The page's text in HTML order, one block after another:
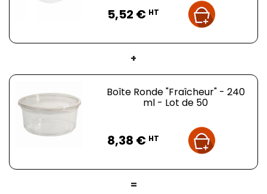
5,52 € HT
+
Boîte Ronde "Fraîcheur" - 240
ml - Lot de 50
8,38 € HT
=